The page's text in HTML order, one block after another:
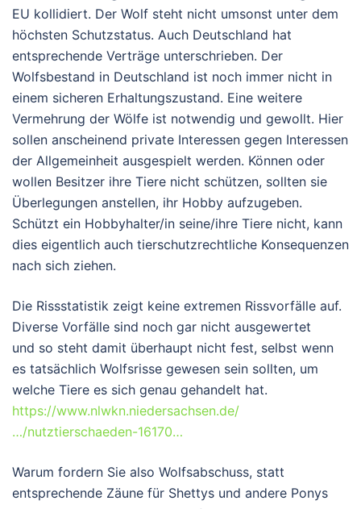
EU kollidiert. Der Wolf steht nicht umsonst unter dem
höchsten Schutzstatus. Auch Deutschland hat
entsprechende Verträge unterschrieben. Der
Wolfsbestand in Deutschland ist noch immer nicht in
einem sicheren Erhaltungszustand. Eine weitere
Vermehrung der Wölfe ist notwendig und gewollt. Hier
sollen anscheinend private Interessen gegen Interessen
der Allgemeinheit ausgespielt werden. Können oder
wollen Besitzer ihre Tiere nicht schützen, sollten sie
Überlegungen anstellen, ihr Hobby aufzugeben.
Schützt ein Hobbyhalter/in seine/ihre Tiere nicht, kann
dies eigentlich auch tierschutzrechtliche Konsequenzen
nach sich ziehen.
Die Rissstatistik zeigt keine extremen Rissvorfälle auf.
Diverse Vorfälle sind noch gar nicht ausgewertet
und so steht damit überhaupt nicht fest, selbst wenn
es tatsächlich Wolfsrisse gewesen sein sollten, um
welche Tiere es sich genau gehandelt hat.
https://www.nlwkn.niedersachsen.de/
…/nutztierschaeden-16170…
Warum fordern Sie also Wolfsabschuss, statt
entsprechende Zäune für Shettys und andere Ponys